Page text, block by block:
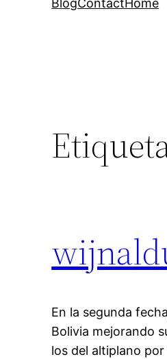
BlogContactHome
En la segunda
Bolivia mejorando
los del altiplano